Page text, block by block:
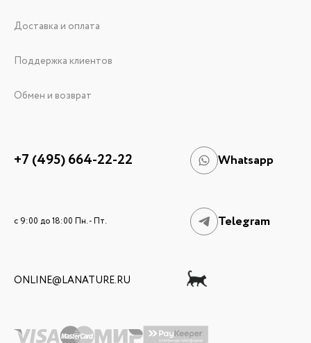
Доставка и оплата
Поддержка клиентов
Обмен и возврат
+7 (495) 664-22-22 Whatsapp
c 9:00 до 18:00 Пн. - Пт. Telegram
ONLINE@LANATURE.RU